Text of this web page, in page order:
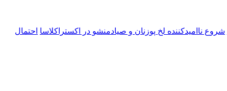
شروع ناامیدکننده لخ پوزنان و صیادمنشو در اکستراکلاسا احتمال